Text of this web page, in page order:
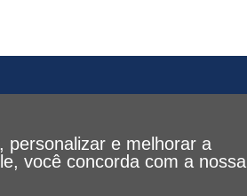
personalizar e melhorar a
você concorda com a nossa